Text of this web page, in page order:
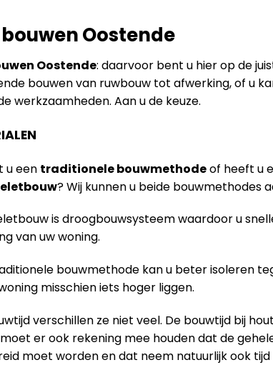
bouwen Oostende
Oostende: daarvoor bent u hier op de
bouwen van ruwbouw tot afwerking, of u
werkzaamheden. Aan u de keuze.
u een traditionele bouwmethodeof heeft u
? Wij kunnen u beide bouwmethodes
is droogbouwsysteem waardoor u
van uw woning.
bouwmethode kan u beter isoleren
misschien iets hoger liggen.
verschillen ze niet veel. De bouwtijd bij
er ook rekening mee houden dat de
moet worden en dat neem natuurlijk ook tijd